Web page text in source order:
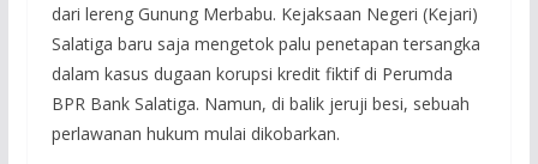
dari lereng Gunung Merbabu. Kejaksaan Negeri (Kejari)
Salatiga baru saja mengetok palu penetapan tersangka
dalam kasus dugaan korupsi kredit fiktif di Perumda
BPR Bank Salatiga. Namun, di balik jeruji besi, sebuah
perlawanan hukum mulai dikobarkan.